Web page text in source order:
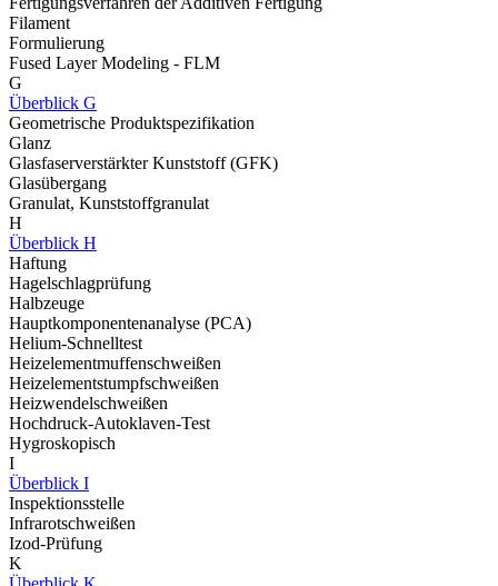
Filament
Formulierung
Fused Layer Modeling - FLM
G
Überblick G
Geometrische Produktspezifikation
Glanz
Glasfaserverstärkter Kunststoff (GFK)
Glasübergang
Granulat, Kunststoffgranulat
H
Überblick H
Haftung
Hagelschlagprüfung
Halbzeuge
Hauptkomponentenanalyse (PCA)
Helium-Schnelltest
Heizelementmuffenschweißen
Heizelementstumpfschweißen
Heizwendelschweißen
Hochdruck-Autoklaven-Test
Hygroskopisch
I
Überblick I
Inspektionsstelle
Infrarotschweißen
Izod-Prüfung
K